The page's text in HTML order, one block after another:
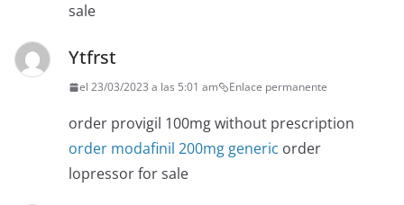
sale
Ytfrst
el 23/03/2023 a las 5:01 am Enlace permanente
order provigil 100mg without prescription
order modafinil 200mg generic order
lopressor for sale